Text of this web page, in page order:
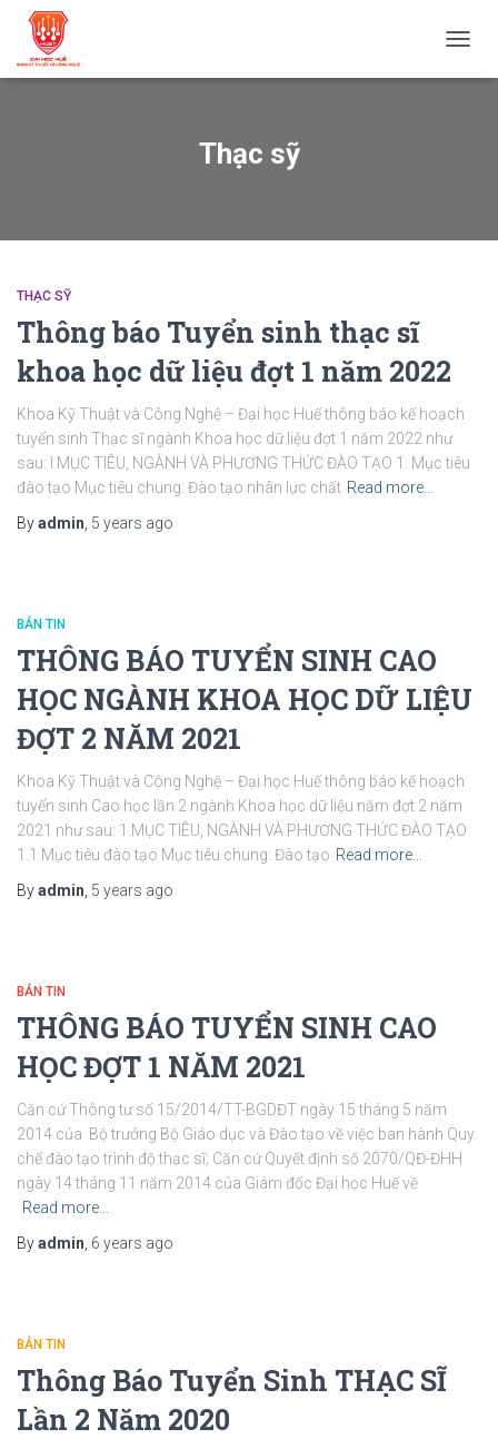
Thạc sỹ
THẠC SỸ
Thông báo Tuyển sinh thạc sĩ
khoa học dữ liệu đợt 1 năm 2022
Khoa Kỹ Thuật và Công Nghệ – Đại học Huế thông báo kế hoạch
tuyển sinh Thạc sĩ ngành Khoa học dữ liệu đợt 1 năm 2022 như
sau: I.MỤC TIÊU, NGÀNH VÀ PHƯƠNG THỨC ĐÀO TẠO 1. Mục tiêu
đào tạo Mục tiêu chung: Đào tạo nhân lực chất Read more…
Byadmin 5 years ago
BẢN TIN
THÔNG BÁO TUYỂN SINH CAO
HỌC NGÀNH KHOA HỌC DỮ LIỆU
ĐỢT 2 NĂM 2021
Khoa Kỹ Thuật và Công Nghệ – Đại học Huế thông báo kế hoạch
tuyển sinh Cao học lần 2 ngành Khoa học dữ liệu năm đợt 2 năm
2021 như sau: 1.MỤC TIÊU, NGÀNH VÀ PHƯƠNG THỨC ĐÀO TẠO
1.1 Mục tiêu đào tạo Mục tiêu chung: Đào tạo Read more…
Byadmin 5 years ago
BẢN TIN
THÔNG BÁO TUYỂN SINH CAO
HỌC ĐỢT 1 NĂM 2021
Căn cứ Thông tư số 15/2014/TT-BGDĐT ngày 15 tháng 5 năm
2014 của Bộ trưởng Bộ Giáo dục và Đào tạo về việc ban hành Quy
chế đào tạo trình độ thạc sĩ; Căn cứ Quyết định số 2070/QĐ-ĐHH
ngày 14 tháng 11 năm 2014 của Giám đốc Đại học Huế về
Read more…
Byadmin 6 years ago
BẢN TIN
Thông Báo Tuyển Sinh THẠC SĨ
Lần 2 Năm 2020